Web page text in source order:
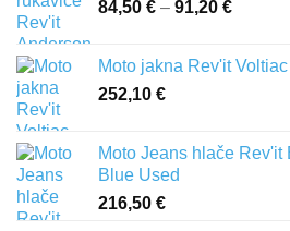
84,50 € – 91,20 €
84,50 €
Moto jakna Rev'it
252,10 €
Moto Jeans hlače
Blue Used
216,50 €